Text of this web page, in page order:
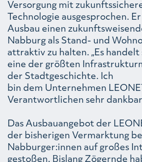
Versorgung mit
Technologie ausgesprochen.
Ausbau einen
Nabburg als Stand- und
attraktiv zu halten. „Es
eine der größten
der Stadtgeschichte. Ich
bin dem Unternehmen
Verantwortlichen sehr
Das Ausbauangebot der
der bisherigen Vermarktung
Nabburger:innen auf großes
gestoßen. Bislang Zögernde